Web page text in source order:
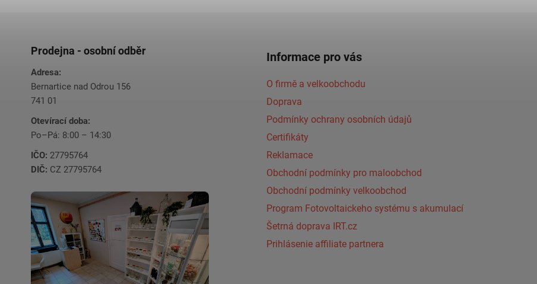
Prodejna - osobní odběr
Adresa:
Bernartice nad Odrou 156
741 01
Otevírací doba:
Po–Pá: 8:00 – 14:30
IČO: 27795764
DIČ: CZ 27795764
Informace pro vás
O firmě a velkoobchodu
Doprava
Podmínky ochrany osobních údajů
Certifikáty
Reklamace
Obchodní podmínky pro maloobchod
Obchodní podmínky velkoobchod
Program Fotovoltaickeho systému s akumulací
Šetrná doprava IRT.cz
Prihlásenie affiliate partnera